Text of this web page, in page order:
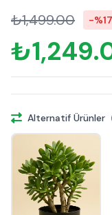
₺1,499.00 -
Alternatif Ürünler